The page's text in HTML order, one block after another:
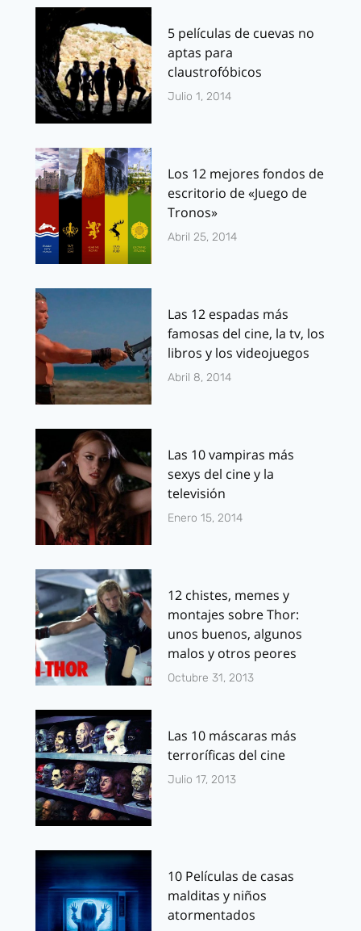
5 películas de cuevas no
aptas para
claustrofóbicos
Julio 1, 2014
Los 12 mejores fondos de
escritorio de «Juego de
Tronos»
Abril 25, 2014
Las 12 espadas más
famosas del cine, la tv, los
libros y los videojuegos
Abril 8, 2014
Las 10 vampiras más
sexys del cine y la
televisión
Enero 15, 2014
12 chistes, memes y
montajes sobre Thor:
unos buenos, algunos
malos y otros peores
Octubre 31, 2013
Las 10 máscaras más
terroríficas del cine
Julio 17, 2013
10 Películas de casas
malditas y niños
atormentados